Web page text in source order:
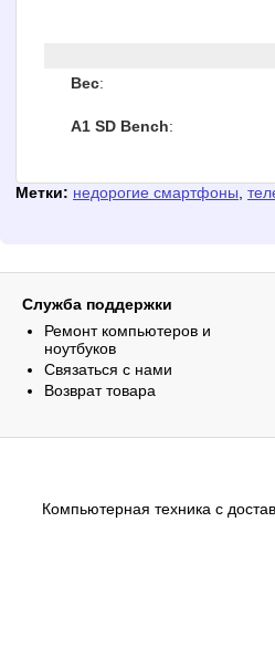
Вес:
A1 SD Bench:
Метки: недорогие смартфоны,
Служба поддержки
Ремонт компьютеров и
ноутбуков
Связаться с нами
Возврат товара
Компьютерная техника с